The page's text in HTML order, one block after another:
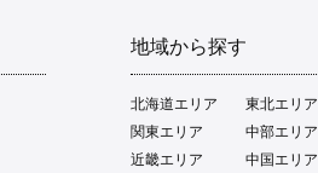
地域から探す
北海道エリア
東北エリア
関東エリア
中部エリア
近畿エリア
中国エリア